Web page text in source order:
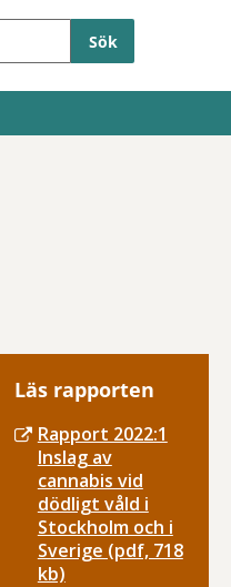
Läs rapporten
Rapport 2022:1
Inslag av
cannabis vid
dödligt våld i
Stockholm och i
Sverige (pdf, 718
kb)